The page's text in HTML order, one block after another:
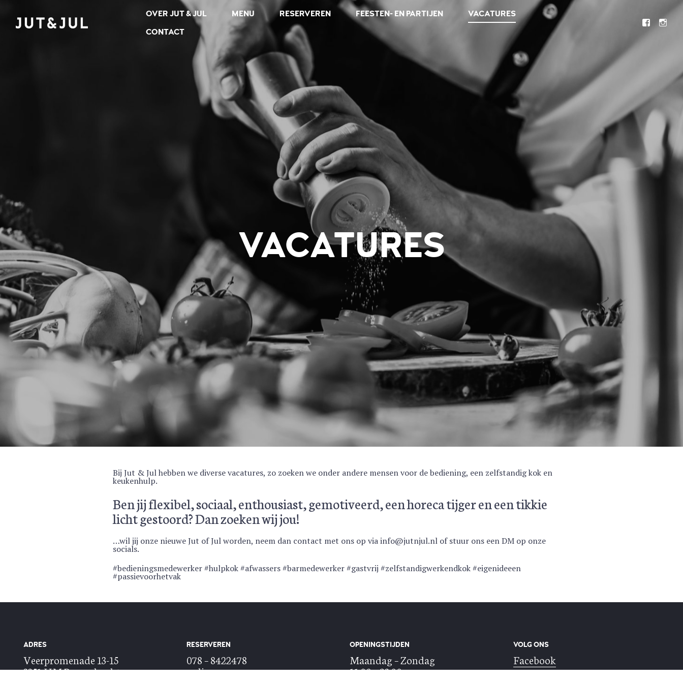
RESTAURANT & CATERING
OVER JUT & JUL MENU RESERVEREN FEESTEN- EN PARTIJEN
VACATURES
CONTACT
VACATURES
Bij Jut & Jul hebben we diverse vacatures, zo zoeken we onder andere mensen voor de bediening, een zelfstandig kok en
keukenhulp.
Ben jij flexibel, sociaal, enthousiast, gemotiveerd, een horeca tijger en een tikkie
licht gestoord? Dan zoeken wij jou!
…wil jij onze nieuwe Jut of Jul worden, neem dan contact met ons op via info@jutnjul.nl of stuur ons een DM op onze
socials.
#bedieningsmedewerker #hulpkok #afwassers #barmedewerker #gastvrij #zelfstandigwerkendkok #eigenideeen
#passievoorhetvak
ADRES
Veerpromenade 13-15
3351 HM Papendrecht
RESERVEREN
078 – 8422478
online reserveren
OPENINGSTIJDEN
Maandag – Zondag
11:00 – 23:00 uur
VOLG ONS
Facebook
Instagram